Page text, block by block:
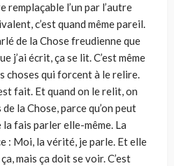
remplaçable l’un par l’autre
c’est quand même pareil.
de la Chose freudienne que
j’ai écrit, ça se lit. C’est même
choses qui forcent à le relire.
fait. Et quand on le relit, on
la Chose, parce qu’on peut
fais parler elle-même. La
: Moi, la vérité, je parle. Et elle
mais ça doit se voir. C’est